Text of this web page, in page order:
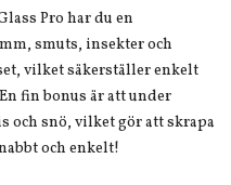
Pro har du en
smuts, insekter och
vilket säkerställer enkelt
fin bonus är att under
och snö, vilket gör att skrapa
och enkelt!